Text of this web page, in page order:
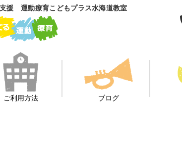
援 運動療育こどもプラス水海道教室
ご利用方法 ブログ